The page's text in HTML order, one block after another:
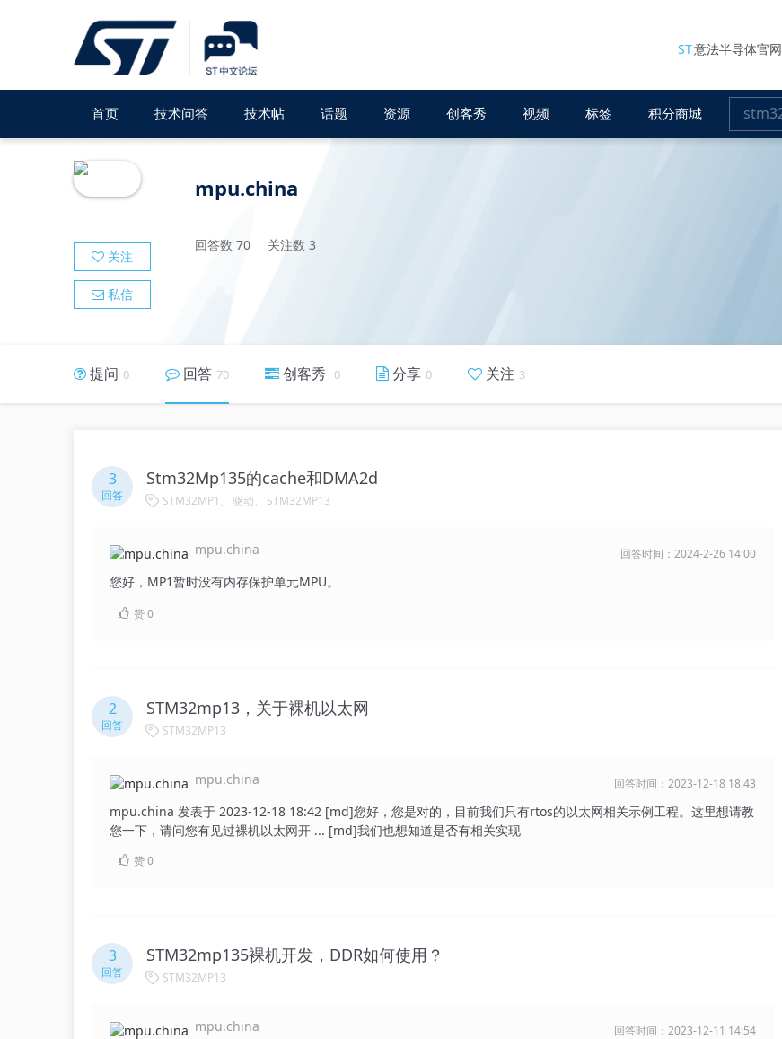
ST意法半导体官网
首页 技术问答 技术帖 话题 资源 创客秀 视频 标签 积分商城
mpu.china
回答数 70 关注数 3
关注
私信
提问 0 回答 70 创客秀 0 分享 0 关注 3
3
回答
Stm32Mp135的cache和DMA2d
STM32MP1 驱动 STM32MP13
mpu.china 回答时间：2024-2-26 14:00
您好，MP1暂时没有内存保护单元MPU。
赞0
2
回答
STM32mp13，关于裸机以太网
STM32MP13
mpu.china 回答时间：2023-12-18 18:43
mpu.china 发表于 2023-12-18 18:42 [md]您好，您是对的，目前我们只有rtos的以太网相关示例工程。这里想请教
您一下，请问您有见过裸机以太网开 ... [md]我们也想知道是否有相关实现
赞0
3
回答
STM32mp135裸机开发，DDR如何使用？
STM32MP13
mpu.china 回答时间：2023-12-11 14:54